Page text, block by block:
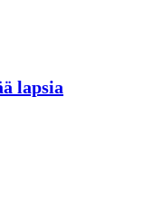
lapsia